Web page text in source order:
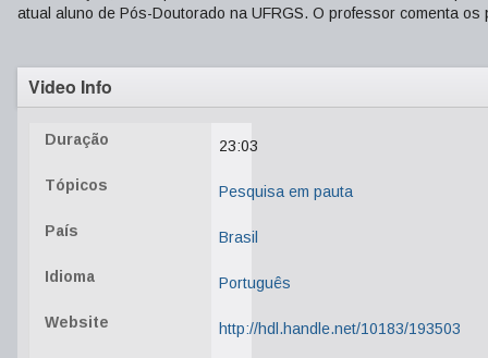
atual aluno de Pós-Doutorado na UFRGS. O professor comenta
Video Info
Duração 23:03
Tópicos Pesquisa em pauta
País Brasil
Idioma Português
Website http://hdl.handle.net/10183/193503